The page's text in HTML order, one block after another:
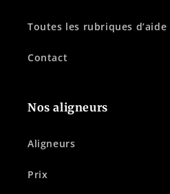
Toutes les rubriques d’aide
Contact
Nos aligneurs
Aligneurs
Prix